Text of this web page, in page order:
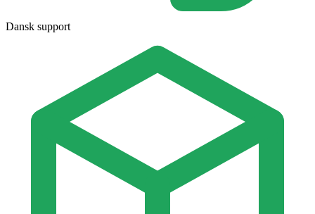
Dansk support